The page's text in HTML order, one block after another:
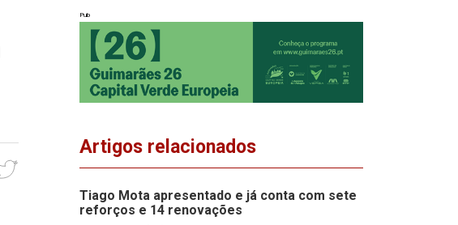
Pub
Artigos relacionados
Tiago Mota apresentado e já conta com sete
reforços e 14 renovações